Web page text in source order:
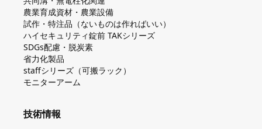
農業育成資材・農業設備
試作・特注品（ないものは作ればいい）
ハイセキュリティ錠前 TAKシリーズ
SDGs配慮・脱炭素
省力化製品
staffシリーズ（可搬ラック）
モニターアーム
技術情報